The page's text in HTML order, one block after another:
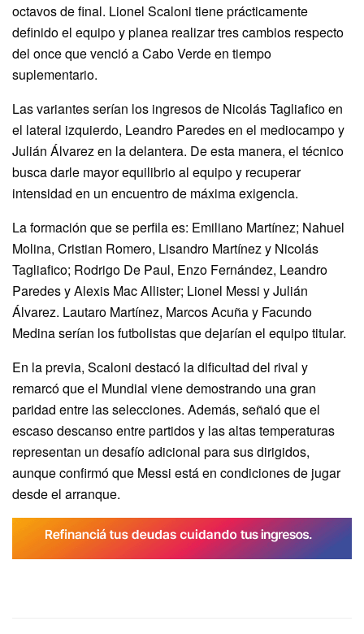
octavos de final. Lionel Scaloni tiene prácticamente
definido el equipo y planea realizar tres cambios respecto
del once que venció a Cabo Verde en tiempo
suplementario.
Las variantes serían los ingresos de Nicolás Tagliafico en
el lateral izquierdo, Leandro Paredes en el mediocampo y
Julián Álvarez en la delantera. De esta manera, el técnico
busca darle mayor equilibrio al equipo y recuperar
intensidad en un encuentro de máxima exigencia.
La formación que se perfila es: Emiliano Martínez; Nahuel
Molina, Cristian Romero, Lisandro Martínez y Nicolás
Tagliafico; Rodrigo De Paul, Enzo Fernández, Leandro
Paredes y Alexis Mac Allister; Lionel Messi y Julián
Álvarez. Lautaro Martínez, Marcos Acuña y Facundo
Medina serían los futbolistas que dejarían el equipo titular.
En la previa, Scaloni destacó la dificultad del rival y
remarcó que el Mundial viene demostrando una gran
paridad entre las selecciones. Además, señaló que el
escaso descanso entre partidos y las altas temperaturas
representan un desafío adicional para sus dirigidos,
aunque confirmó que Messi está en condiciones de jugar
desde el arranque.